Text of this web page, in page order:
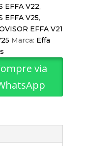
EFFA V22,
EFFA V25,
EFFA V21
Marca: Effa
via